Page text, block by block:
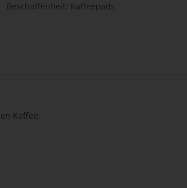
Beschaffenheit: Kaffeepads
Kaffee.